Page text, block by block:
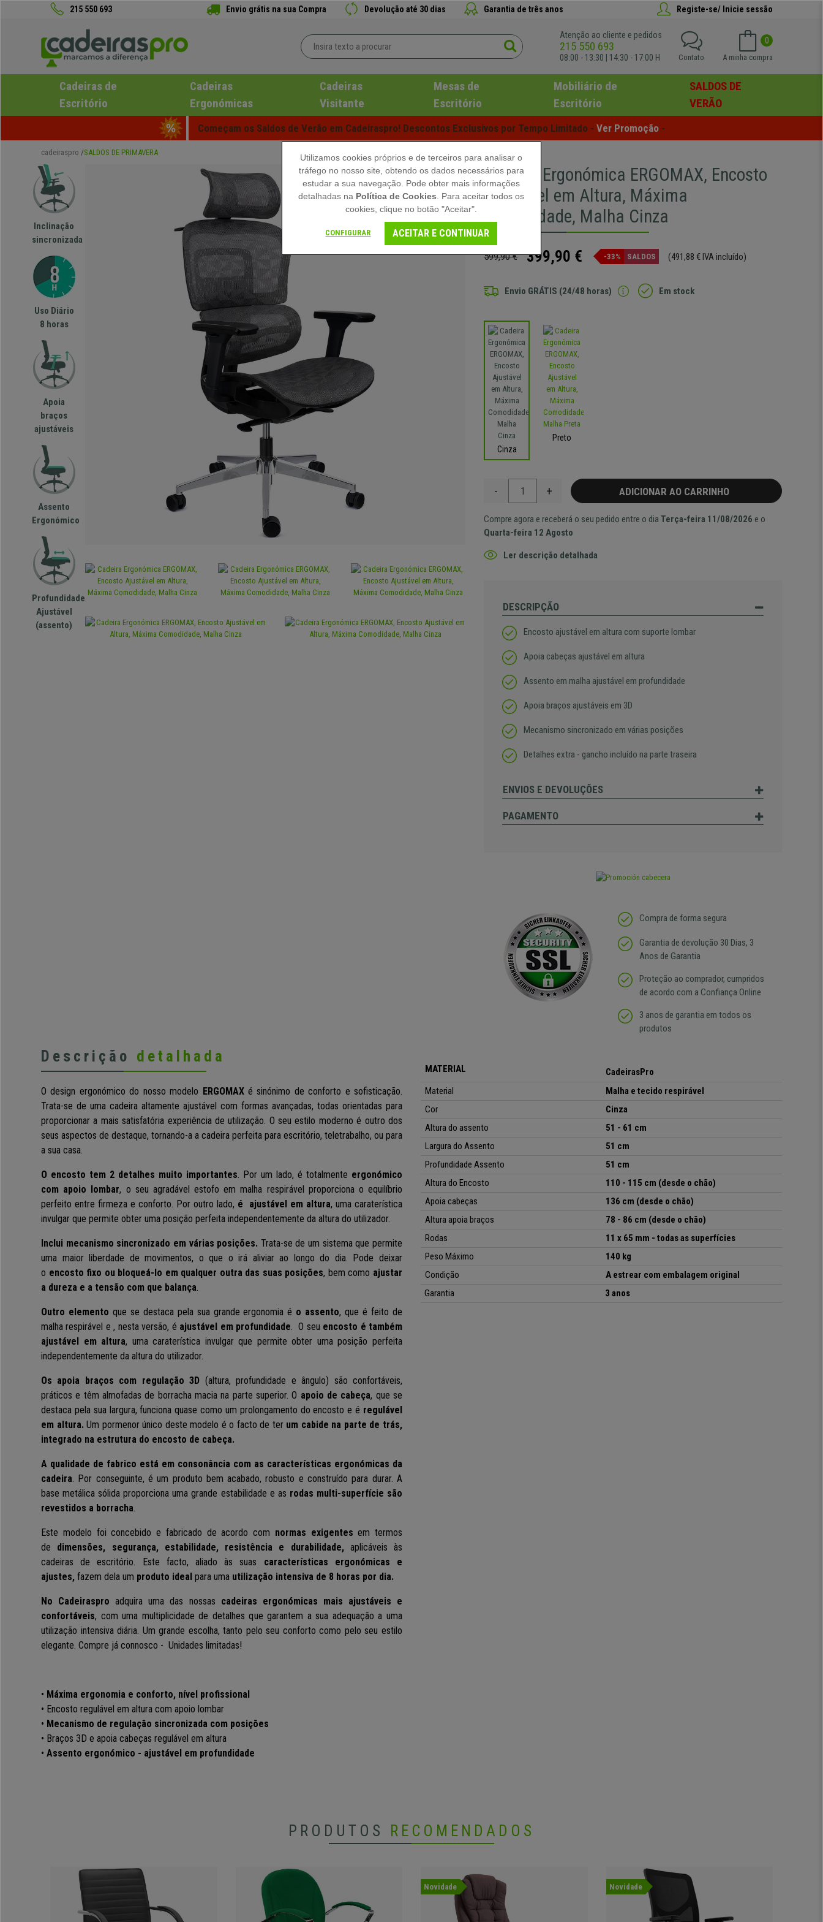
215 550 693 Envio grátis na sua Compra Devolução até 30 dias Garantia de três anos Registe-se/ Inicie sessão
Atenção ao cliente e pedidos
215 550 693
08:00 - 13:30 | 14:30 - 17:00 H
0
A minha compra
Contato
Cadeiras de
Escritório
Cadeiras
Ergonómicas
Cadeiras
Visitante
Mesas de
Escritório
Mobiliário de
Escritório
SALDOS DE
VERÃO
Começam os Saldos de Verão em Cadeiraspro! Descontos Exclusivos por Tempo Limitado - Ver Promoção -
cadeiraspro SALDOS DE PRIMAVERA
Inclinação
sincronizada
Uso Diário
8 horas
Apoia
braços
ajustáveis
Assento
Ergonómico
Profundidade
Ajustável
(assento)
Cadeira Ergonómica ERGOMAX, Encosto
Ajustável em Altura, Máxima
Comodidade, Malha Cinza
599,90 € 399,90 € -33% SALDOS (491,88 € IVA incluído)
Envio GRÁTIS (24/48 horas) Em stock
Cinza
Preto
- + ADICIONAR AO CARRINHO
Compre agora e receberá o seu pedido entre o diaTerça-feira 11/08/2026 e o
Quarta-feira 12 Agosto
Ler descrição detalhada
DESCRIPÇÃO
Encosto ajustável em altura com suporte lombar
Apoia cabeças ajustável em altura
Assento em malha ajustável em profundidade
Apoia braços ajustáveis em 3D
Mecanismo sincronizado em várias posições
Detalhes extra - gancho incluído na parte traseira
ENVIOS E DEVOLUÇÕES
PAGAMENTO
Compra de forma segura
Garantia de devolução 30 Dias, 3
Anos de Garantia
Proteção ao comprador, cumpridos
de acordo com a Confiança Online
3 anos de garantia em todos os
produtos
Descrição detalhada
O design ergonómico do nosso modelo ERGOMAXé sinónimo de conforto e sofisticação.
Trata-se de uma cadeira altamente ajustável com formas avançadas, todas orientadas para
proporcionar a mais satisfatória experiência de utilização. O seu estilo moderno é outro dos
seus aspectos de destaque, tornando-a a cadeira perfeita para escritório, teletrabalho, ou para
a sua casa.
O encosto tem 2 detalhes muito importantes. Por um lado, é totalmente ergonómico
com apoio lombar, o seu agradável estofo em malha respirável proporciona o equilíbrio
perfeito entre firmeza e conforto. Por outro lado, é ajustável em altura, uma caraterística
invulgar que permite obter uma posição perfeita independentemente da altura do utilizador.
Inclui mecanismo sincronizado em várias posições. Trata-se de um sistema que permite
uma maior liberdade de movimentos, o que o irá aliviar ao longo do dia. Pode deixar
o encosto fixo ou bloqueá-lo em qualquer outra das suas posições, bem como ajustar
a dureza e a tensão com que balança.
Outro elemento que se destaca pela sua grande ergonomia é o assento, que é feito de
malha respirável e , nesta versão, é ajustável em profundidade. O seu encosto é também
ajustável em altura, uma caraterística invulgar que permite obter uma posição perfeita
independentemente da altura do utilizador.
Os apoia braços com regulação 3D (altura, profundidade e ângulo) são confortáveis,
práticos e têm almofadas de borracha macia na parte superior. O apoio de cabeça, que se
destaca pela sua largura, funciona quase como um prolongamento do encosto e é regulável
em altura. Um pormenor único deste modelo é o facto de terum cabide na parte de trás,
integrado na estrutura do encosto de cabeça.
A qualidade de fabrico está em consonância com as características ergonómicas da
cadeira. Por conseguinte, é um produto bem acabado, robusto e construído para durar. A
base metálica sólida proporciona uma grande estabilidade e as rodas multi-superfície são
revestidos a borracha.
Este modelo foi concebido e fabricado de acordo com normas exigentesem termos
de dimensões, segurança, estabilidade, resistência e durabilidade, aplicáveis às
cadeiras de escritório. Este facto, aliado às suas características ergonómicas e
ajustes, fazem dela um produto ideal para uma utilização intensiva de 8 horas por dia.
No Cadeirasproadquira uma das nossas cadeiras ergonómicas mais ajustáveis e
confortáveis, com uma multiplicidade de detalhes que garantem a sua adequação a uma
utilização intensiva diária. Um grande escolha, tanto pelo seu conforto como pelo seu estilo
elegante. Compre já connosco - Unidades limitadas!
• Máxima ergonomia e conforto, nível profissional
• Encosto regulável em altura com apoio lombar
• Mecanismo de regulação sincronizada com posições
• Braços 3D e apoia cabeças regulável em altura
• Assento ergonómico - ajustável em profundidade
MATERIAL
CadeirasPro
Material
Malha e tecido respirável
Cor
Cinza
Altura do assento
51 - 61 cm
Largura do Assento
51 cm
Profundidade Assento
51 cm
Altura do Encosto
110 - 115 cm (desde o chão)
Apoia cabeças
136 cm (desde o chão)
Altura apoia braços
78 - 86 cm (desde o chão)
Rodas
11 x 65 mm - todas as superfícies
Peso Máximo
140 kg
Condição
A estrear com embalagem original
Garantia
3 anos
PRODUTOS RECOMENDADOS
Novidade Novidade
Utilizamos cookies próprios e de terceiros para analisar o
tráfego no nosso site, obtendo os dados necessários para
estudar a sua navegação. Pode obter mais informações
detalhadas na Política de Cookies . Para aceitar todos os
cookies, clique no botão "Aceitar".
CONFIGURAR ACEITAR E CONTINUAR